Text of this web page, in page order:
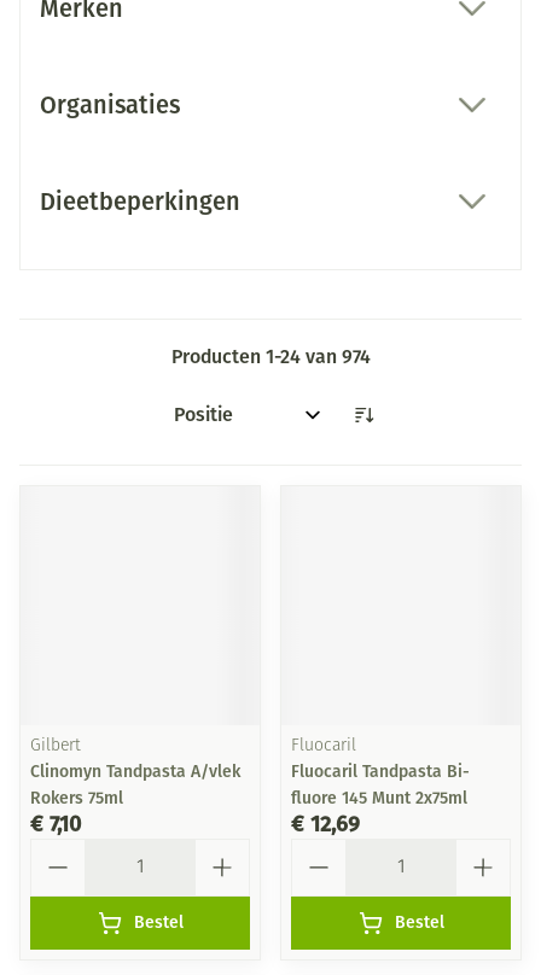
Merken
Organisaties
Dieetbeperkingen
Producten 1-24van 974
Sorteer op:
Gilbert
Clinomyn Tandpasta A/vlek
Rokers 75ml
€ 7,10
Bestel
Fluocaril
Fluocaril Tandpasta Bi-
fluore 145 Munt 2x75ml
€ 12,69
Bestel